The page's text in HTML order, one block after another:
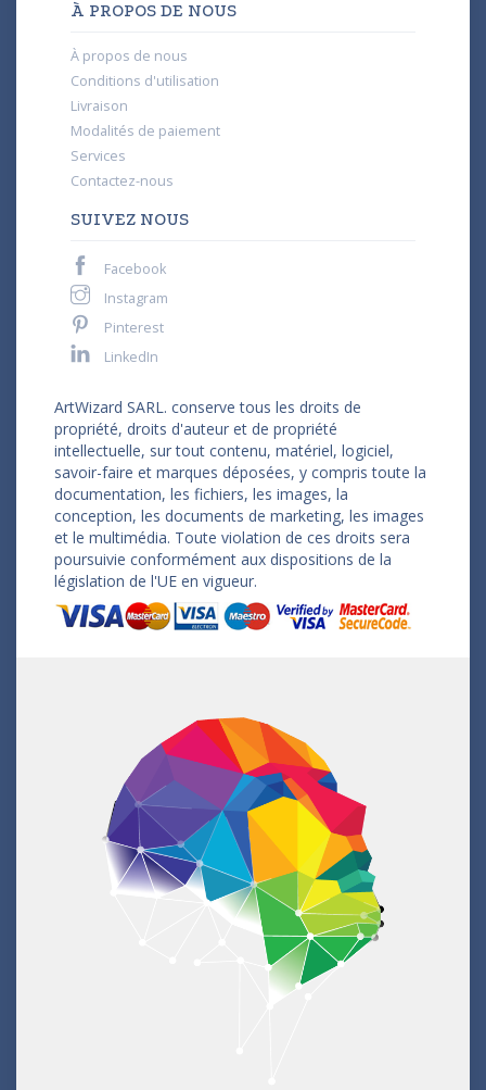
À PROPOS DE NOUS
À propos de nous
Conditions d'utilisation
Livraison
Modalités de paiement
Services
Contactez-nous
SUIVEZ NOUS
Facebook
Instagram
Pinterest
LinkedIn
ArtWizard SARL. conserve tous les droits de
propriété, droits d'auteur et de propriété
intellectuelle, sur tout contenu, matériel, logiciel,
savoir-faire et marques déposées, y compris toute la
documentation, les fichiers, les images, la
conception, les documents de marketing, les images
et le multimédia. Toute violation de ces droits sera
poursuivie conformément aux dispositions de la
législation de l'UE en vigueur.